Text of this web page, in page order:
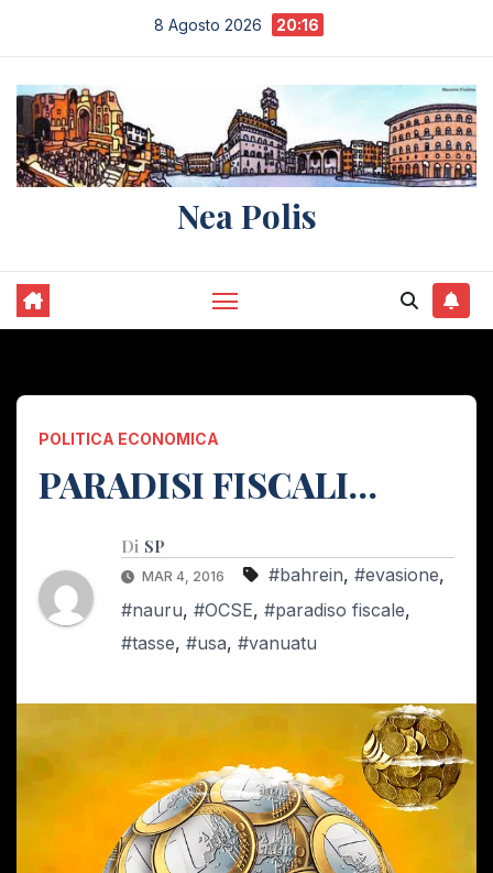
contenuto
8 Agosto 2026 20:16
Nea Polis
POLITICA ECONOMICA
PARADISI FISCALI…
Di SP
MAR 4, 2016 #bahrein, #evasione,
#nauru, #OCSE, #paradiso fiscale,
#tasse, #usa, #vanuatu